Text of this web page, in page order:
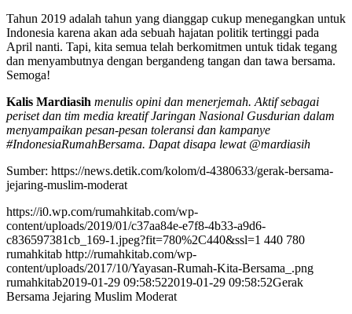
Tahun 2019 adalah tahun yang dianggap cukup menegangkan untuk
Indonesia karena akan ada sebuah hajatan politik tertinggi pada
April nanti. Tapi, kita semua telah berkomitmen untuk tidak tegang
dan menyambutnya dengan bergandeng tangan dan tawa bersama.
Semoga!
Kalis Mardiasih menulis opini dan menerjemah. Aktif sebagai
periset dan tim media kreatif Jaringan Nasional Gusdurian dalam
menyampaikan pesan-pesan toleransi dan kampanye
#IndonesiaRumahBersama. Dapat disapa lewat @mardiasih
Sumber: https://news.detik.com/kolom/d-4380633/gerak-bersama-
jejaring-muslim-moderat
https://i0.wp.com/rumahkitab.com/wp-
content/uploads/2019/01/c37aa84e-e7f8-4b33-a9d6-
c836597381cb_169-1.jpeg?fit=780%2C440&ssl=1 440 780
rumahkitab http://rumahkitab.com/wp-
content/uploads/2017/10/Yayasan-Rumah-Kita-Bersama_.png
rumahkitab2019-01-29 09:58:522019-01-29 09:58:52Gerak
Bersama Jejaring Muslim Moderat